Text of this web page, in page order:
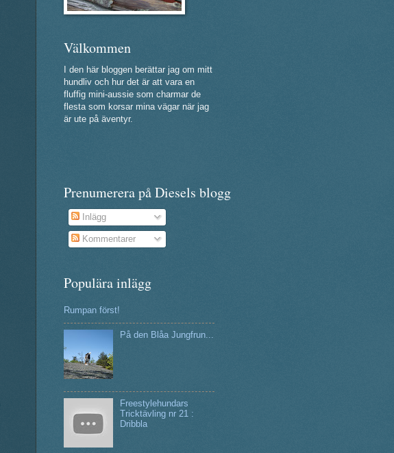
Välkommen
I den här bloggen berättar jag om mitt
hundliv och hur det är att vara en
fluffig mini-aussie som charmar de
flesta som korsar mina vägar när jag
är ute på äventyr.
Prenumerera på Diesels blogg
Inlägg
Kommentarer
Populära inlägg
Rumpan först!
På den Blåa Jungfrun...
Freestylehundars
Tricktävling nr 21 :
Dribbla